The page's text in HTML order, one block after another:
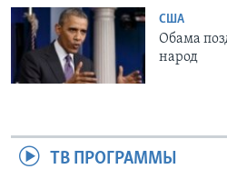
США
Обама
народ
ТВ ПРОГРАММЫ